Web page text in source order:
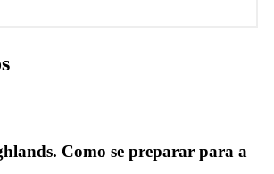
Como se preparar para a